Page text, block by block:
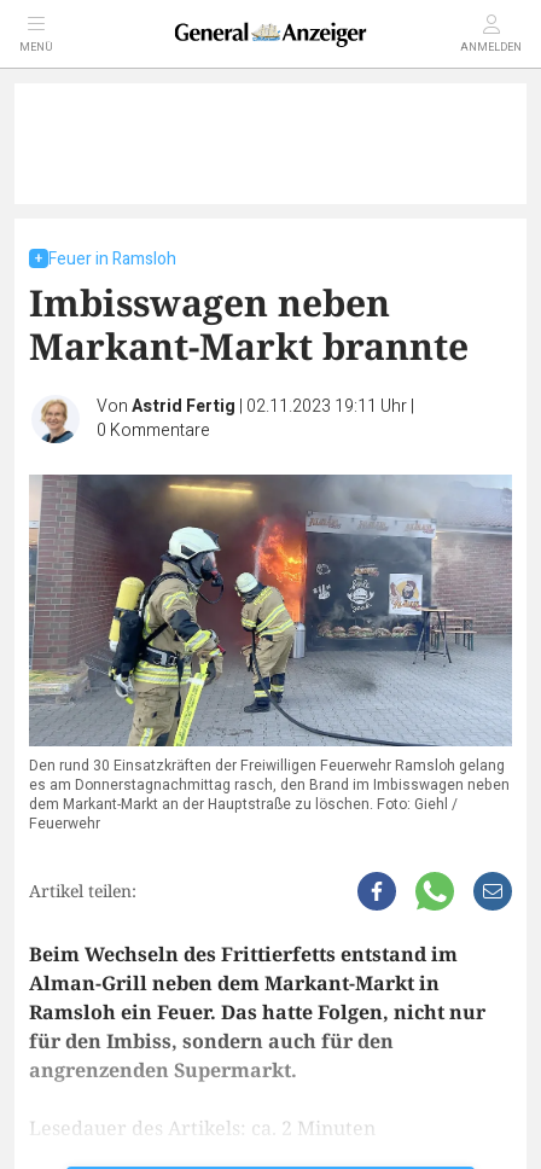
MENÜ ANMELDEN
Feuer in Ramsloh
Imbisswagen neben
Markant-Markt brannte
VonAstrid Fertig | 02.11.2023 19:11 Uhr|
0 Kommentare
Den rund 30 Einsatzkräften der Freiwilligen Feuerwehr Ramsloh gelang
es am Donnerstagnachmittag rasch, den Brand im Imbisswagen neben
dem Markant-Markt an der Hauptstraße zu löschen. Foto: Giehl /
Feuerwehr
Artikel teilen:
Beim Wechseln des Frittierfetts entstand im
Alman-Grill neben dem Markant-Markt in
Ramsloh ein Feuer. Das hatte Folgen, nicht nur
für den Imbiss, sondern auch für den
angrenzenden Supermarkt.
Lesedauer des Artikels: ca. 2 Minuten